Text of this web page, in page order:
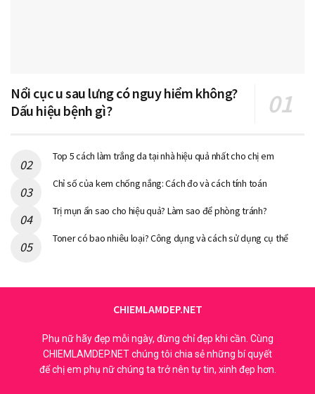
Nổi cục u sau lưng có nguy hiểm không?
Dấu hiệu bệnh gì?
Top 5 cách làm trắng da tại nhà hiệu quả nhất cho chị em
Chỉ số của kem chống nắng: Cách đo và cách tính toán
Trị mụn ẩn sao cho hiệu quả? Làm sao để phòng tránh?
Toner có bao nhiêu loại? Công dụng và cách sử dụng cụ thể
CHIEMLAMDEP.NET
Phụ nữ hãy đẹp mỗi ngày, đừng chỉ đẹp khi cần. Cùng
CHIEMLAMDEP.NET chúng tôi chia sẻ những bí quyết
để chị em phụ nữ chúng ta trở nên tự tin, xinh đẹp hơn.